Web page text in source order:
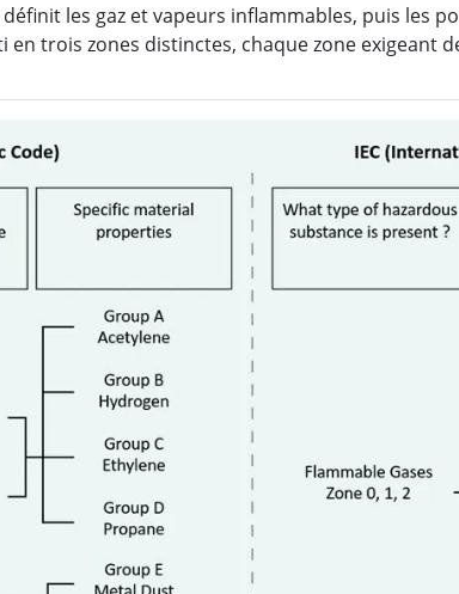
définit les gaz et vapeurs inflammables, puis les
en trois zones distinctes, chaque zone exigeant